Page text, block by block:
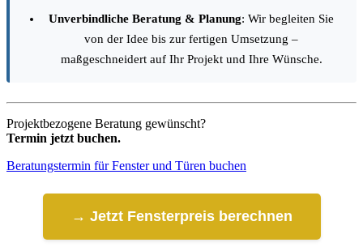
Unverbindliche Beratung & Planung: Wir begleiten Sie
von der Idee bis zur fertigen Umsetzung –
maßgeschneidert auf Ihr Projekt und Ihre Wünsche.
Projektbezogene Beratung gewünscht?
Termin jetzt buchen.
Beratungstermin für Fenster und Türen buchen
→ Jetzt Fensterpreis berechnen